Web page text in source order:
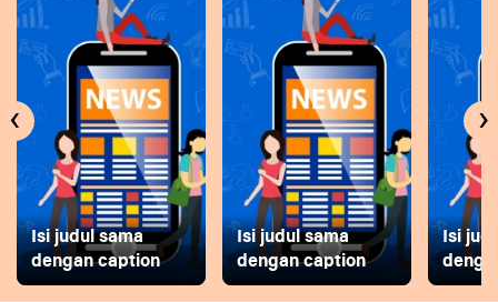
Isi judul sama
dengan caption
Isi judul sama
dengan caption
Isi
‹ ›